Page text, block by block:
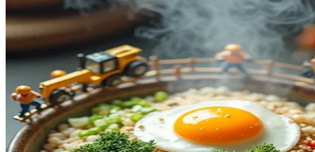
Sumimo
Sunnylife
Sun-Staches
Swimava
T
Tommee Tippee